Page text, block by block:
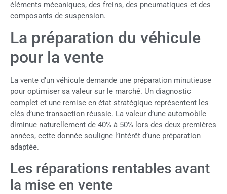
éléments mécaniques, des freins, des pneumatiques et des
composants de suspension.
La préparation du véhicule
pour la vente
La vente d’un véhicule demande une préparation minutieuse
pour optimiser sa valeur sur le marché. Un diagnostic
complet et une remise en état stratégique représentent les
clés d’une transaction réussie. La valeur d’une automobile
diminue naturellement de 40% à 50% lors des deux premières
années, cette donnée souligne l’intérêt d’une préparation
adaptée.
Les réparations rentables avant
la mise en vente